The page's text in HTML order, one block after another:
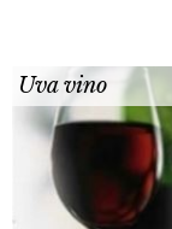
Uva vino